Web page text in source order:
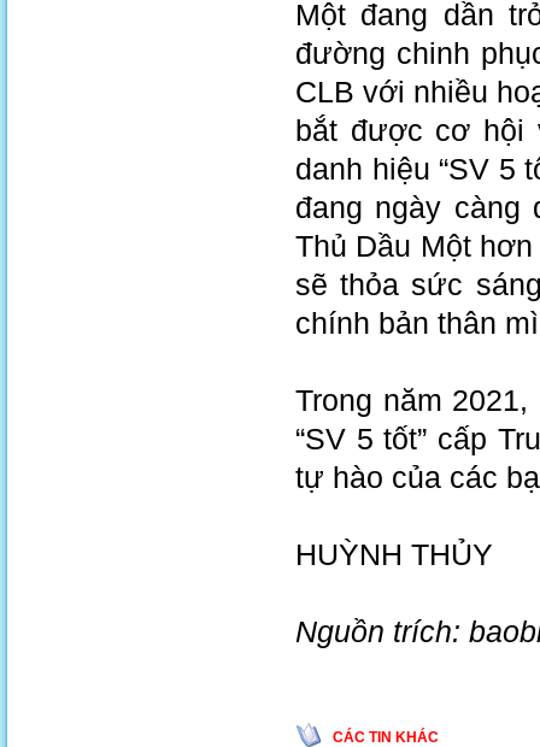
Một đang dần
đường chinh
CLB với nhiều
bắt được cơ hội
danh hiệu “SV 5
đang ngày
Thủ Dầu Một
sẽ thỏa sức
chính bản thân
Trong năm
“SV 5 tốt” cấp
tự hào của các
HUỲNH THỦY
Nguồn trích:
CÁC TIN KHÁC